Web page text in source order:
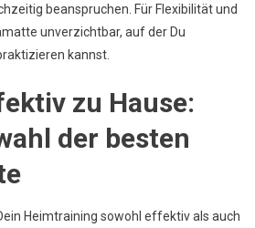
beanspruchen. Für Flexibilität und
unverzichtbar, auf der Du
kannst.
zu Hause:
der besten
Heimtraining sowohl effektiv als auch